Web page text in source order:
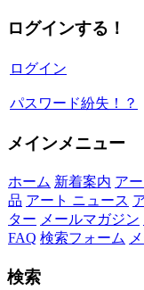
ログインする！
ログイン
パスワード紛失！？
メインメニュー
ホーム 新着案内 ア
品 アート ニュース
ター メールマガジン
FAQ 検索フォーム
検索